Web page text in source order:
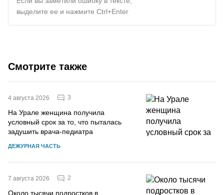
выделите ее и нажмите Ctrl+Enter
Смотрите также
4 августа 2026 3
На Урале женщина получила
условный срок за то, что пыталась
задушить врача-педиатра
ДЕЖУРНАЯ ЧАСТЬ
7 августа 2026 2
Около тысячи подростков в